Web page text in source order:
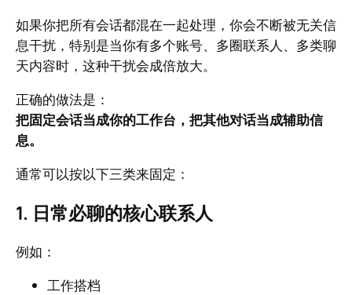
如果你把所有会话都混在一起处理，你会不断被无关信
息干扰，特别是当你有多个账号、多圈联系人、多类聊
天内容时，这种干扰会成倍放大。
正确的做法是：
把固定会话当成你的工作台，把其他对话当成辅助信
息。
通常可以按以下三类来固定：
1. 日常必聊的核心联系人
例如：
工作搭档